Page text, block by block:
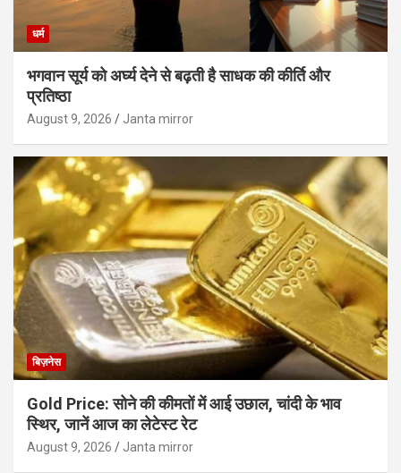
धर्म
भगवान सूर्य को अर्घ्य देने से बढ़ती है साधक की कीर्ति और
प्रतिष्ठा
August 9, 2026 Janta mirror
बिज़नेस
Gold Price: सोने की कीमतों में आई उछाल, चांदी के भाव
स्थिर, जानें आज का लेटेस्ट रेट
August 9, 2026 Janta mirror